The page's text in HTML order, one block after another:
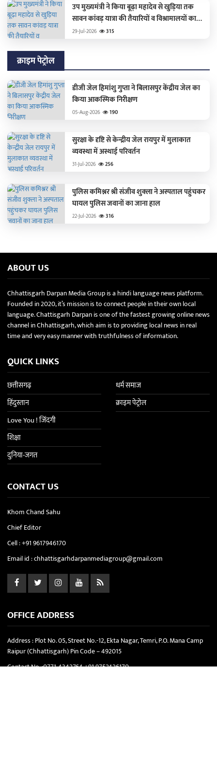
उप मुख्यमंत्री ने किया बूढ़ा महादेव से खुड़िया तक
सावन कांवड़ यात्रा की तैयारियों व विश्रामालयों का
मैराथन निरीक्षण
29-Jul-2026 315
क्राइम पेट्रोल
डीजी जेल हिमांशु गुप्ता ने बिलासपुर केंद्रीय जेल का
किया आकस्मिक निरीक्षण
05-Aug-2026 190
सुरक्षा के दृष्टि से केन्द्रीय जेल रायपुर में मुलाकात
व्यवस्था में अस्थाई परिवर्तन
31-Jul-2026 256
पुलिस कमिश्नर श्री संजीव शुक्ला ने अस्पताल पहुंचकर
घायल पुलिस जवानों का जाना हाल
22-Jul-2026 316
ABOUT US
Chhattisgarh Darpan Media Group is a hindi language news platform.
Founded in 2020, it’s mission is to connect people in their own local
language. Chattisgarh Darpan is one of the fastest growing online news
channel in Chhattisgarh, which aim is to providing local news in real
time and very easy manner with truthfulness of information.
QUICK LINKS
छत्तीसगढ़
हिंदुस्तान
Love You ! जिंदगी
शिक्षा
दुनिया-जगत
धर्म समाज
क्राइम पेट्रोल
CONTACT US
Khom Chand Sahu
Chief Editor
Cell :+91 9617946170
Email id :chhattisgarhdarpanmediagroup@gmail.com
OFFICE ADDRESS
Address : Plot No. 05, Street No.-12, Ekta Nagar, Temri, P.O. Mana Camp
Raipur (Chhattisgarh) Pin Code – 492015
Contact No. :0771-4342764+91 9752426170